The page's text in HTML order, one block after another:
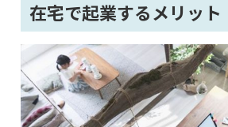
在宅で起業するメリット